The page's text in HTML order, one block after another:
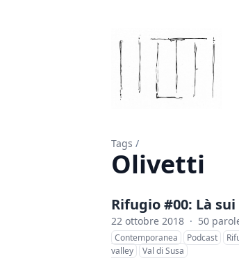
Tags /
Olivetti
Rifugio #00: Là
22 ottobre 2018 · 50
Contemporanea Podcast
valley
Val di Susa